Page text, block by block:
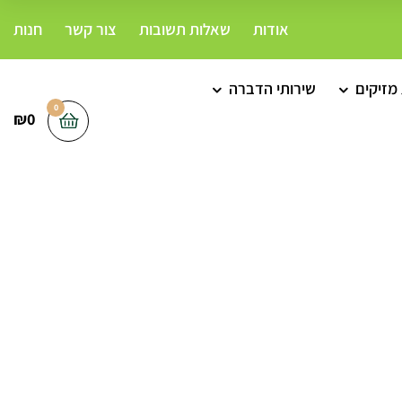
אודות שאלות תשובות צור קשר חנות
שירותי הדברה
0
₪0